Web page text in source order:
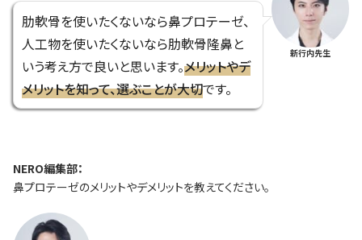
肋軟骨を使いたくないなら鼻プロテーゼ、
人工物を使いたくないなら肋軟骨隆鼻と
いう考え方で良いと思います。メリットやデ
メリットを知って、選ぶことが大切です。
新行内先生
NERO編集部：
鼻プロテーゼのメリットやデメリットを教えてください。